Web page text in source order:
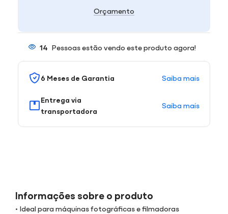
Orçamento
14 Pessoas estão vendo este produto agora!
6 Meses de Garantia Saiba mais
Entrega via
transportadora
Saiba mais
Informações sobre o produto
• Ideal para máquinas fotográficas e filmadoras